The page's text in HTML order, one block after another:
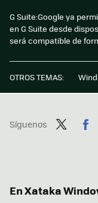
G Suite:Google ya
en G Suite desde
será compatible de
OTROS TEMAS:
Síguenos
En Xataka